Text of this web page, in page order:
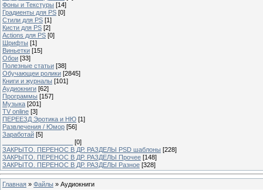
Фоны и Текстуры [14]
Градиенты для PS [0]
Стили для PS [1]
Кисти для PS [2]
Actions для PS [0]
Шрифты [1]
Виньетки [15]
Обои [33]
Полезные статьи [38]
Обучающеи ролики [2845]
Книги и журналы [101]
Аудиокниги [62]
Программы [157]
Музыка [201]
TV online [3]
ПЕРЕЕЗД Эротика и НЮ [1]
Развлечения / Юмор [56]
Заработай [5]
[0]
ЗАКРЫТО. ПЕРЕНОС В ДР. РАЗДЕЛЫ PSD шаблоны [228]
ЗАКРЫТО. ПЕРЕНОС В ДР. РАЗДЕЛЫ Прочее [148]
ЗАКРЫТО. ПЕРЕНОС В ДР. РАЗДЕЛЫ Разное [328]
Главная » Файлы » Аудиокниги